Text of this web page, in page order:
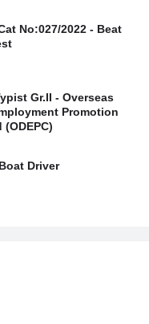
No:027/2022 - Beat
Gr.II - Overseas
Promotion
Driver